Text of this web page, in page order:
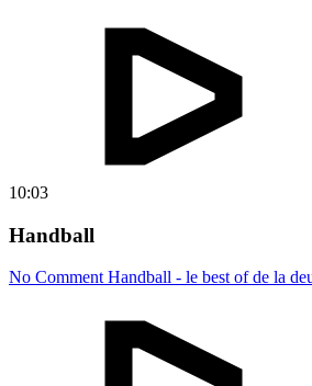
10:03
Handball
No Comment Handball - le best of de la